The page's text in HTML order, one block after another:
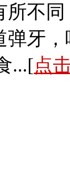
所不
弹牙
...[点